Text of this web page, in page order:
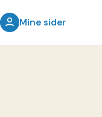
Mine sider